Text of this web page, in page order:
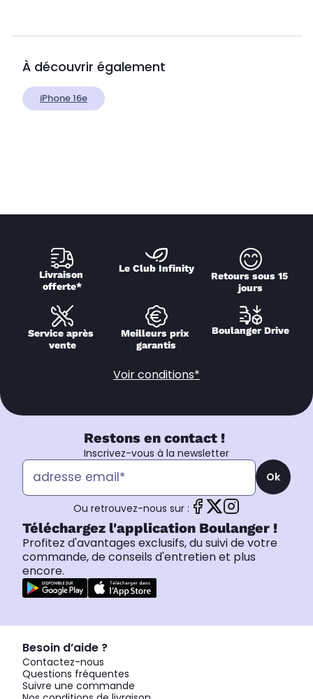
À découvrir également
iPhone 16e
Livraison
offerte*
Le Club Infinity
Retours sous 15
jours
Service après
vente
Meilleurs prix
garantis
Boulanger Drive
Voir conditions*
Restons en contact !
Inscrivez-vous à la newsletter
Ok
Ou retrouvez-nous sur :
Téléchargez l'application Boulanger !
Profitez d'avantages exclusifs, du suivi de votre
commande, de conseils d'entretien et plus
encore.
Besoin d’aide ?
Contactez-nous
Questions fréquentes
Suivre une commande